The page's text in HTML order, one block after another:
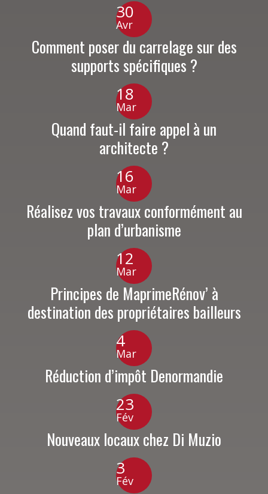
30
Avr
Comment poser du carrelage sur des
supports spécifiques ?
18
Mar
Quand faut-il faire appel à un
architecte ?
16
Mar
Réalisez vos travaux conformément au
plan d’urbanisme
12
Mar
Principes de MaprimeRénov’ à
destination des propriétaires bailleurs
4
Mar
Réduction d’impôt Denormandie
23
Fév
Nouveaux locaux chez Di Muzio
3
Fév